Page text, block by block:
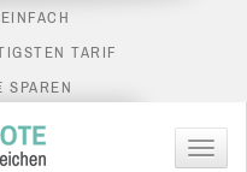
TARIF
SPAREN
Menü